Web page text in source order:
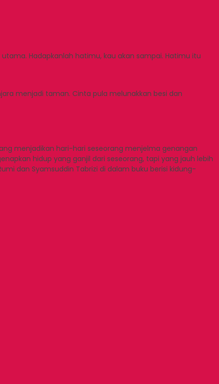
Hadapkanlah hatimu, kau akan sampai. Hatimu itu
menjadi taman. Cinta pula melunakkan besi dan
menjadikan hari-hari seseorang menjelma genangan
hidup yang ganjil dari seseorang, tapi yang jauh lebih
dan Syamsuddin Tabrizi di dalam buku berisi kidung-